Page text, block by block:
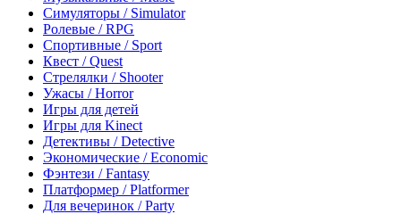
Симуляторы / Simulator
Ролевые / RPG
Спортивные / Sport
Квест / Quest
Стрелялки / Shooter
Ужасы / Horror
Игры для детей
Игры для Kinect
Детективы / Detective
Экономические / Economic
Фэнтези / Fantasy
Платформер / Platformer
Для вечеринок / Party